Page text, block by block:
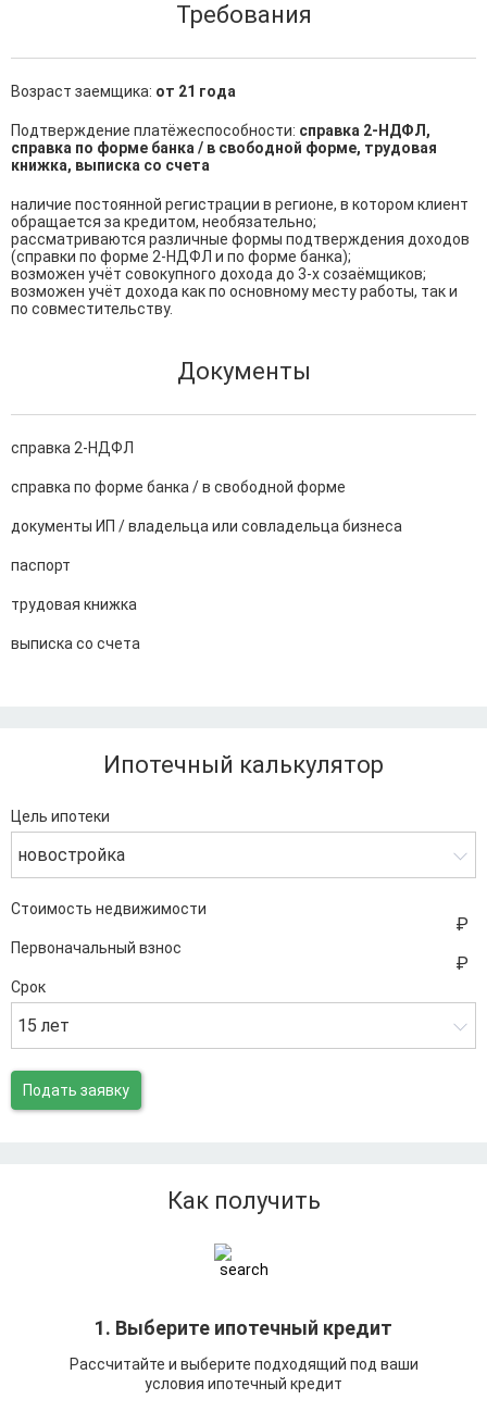
Требования
Возраст заемщика: от 21 года
Подтверждение платёжеспособности: справка 2-НДФЛ,
справка по форме банка / в свободной форме, трудовая
книжка, выписка со счета
наличие постоянной регистрации в регионе, в котором клиент
обращается за кредитом, необязательно;
рассматриваются различные формы подтверждения доходов
(справки по форме 2-НДФЛ и по форме банка);
возможен учёт совокупного дохода до 3-х созаёмщиков;
возможен учёт дохода как по основному месту работы, так и
по совместительству.
Документы
справка 2-НДФЛ
справка по форме банка / в свободной форме
документы ИП / владельца или совладельца бизнеса
паспорт
трудовая книжка
выписка со счета
Ипотечный калькулятор
Цель ипотеки
новостройка
Стоимость недвижимости
Первоначальный взнос
Срок
15 лет
Подать заявку
Как получить
1. Выберите ипотечный кредит
Рассчитайте и выберите подходящий под ваши
условия ипотечный кредит